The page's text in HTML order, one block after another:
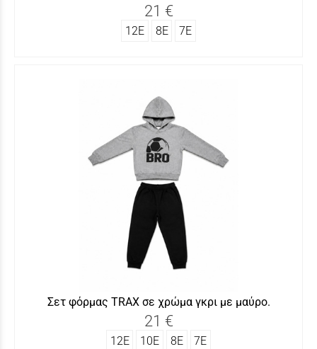
21 €
12Ε 8Ε 7Ε
Σετ φόρμας ΤRAX σε χρώμα γκρι με μαύρο.
21 €
12Ε 10Ε 8Ε 7Ε